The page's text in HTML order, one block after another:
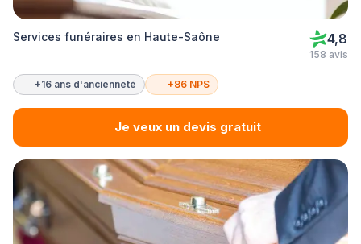
Services funéraires en Haute-Saône 4,8
158 avis
+16 ans d'ancienneté +86 NPS
Je veux un devis gratuit